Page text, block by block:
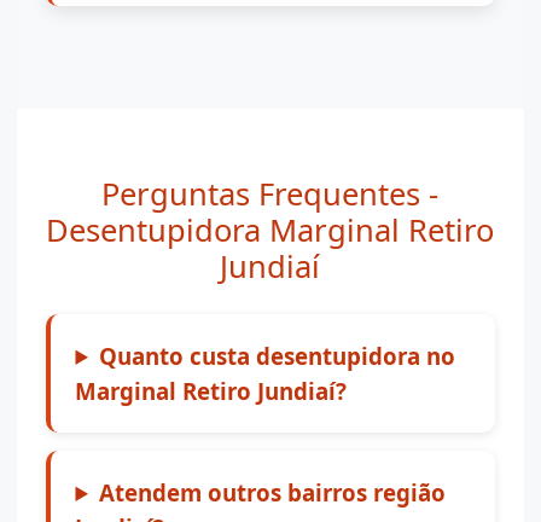
Perguntas Frequentes -
Desentupidora Marginal Retiro
Jundiaí
Quanto custa desentupidora no
Marginal Retiro Jundiaí?
Atendem outros bairros região